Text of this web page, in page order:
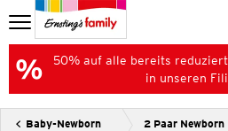
50% auf alle bereits
in unseren
Baby-Newborn 2 Paar